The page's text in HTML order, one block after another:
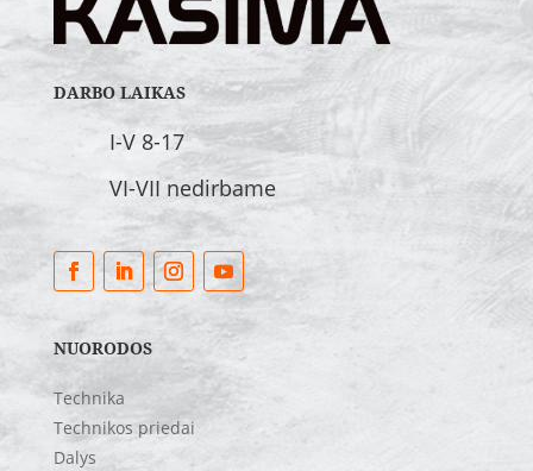
DARBO LAIKAS
I-V 8-17
VI-VII nedirbame
NUORODOS
Technika
Technikos priedai
Dalys